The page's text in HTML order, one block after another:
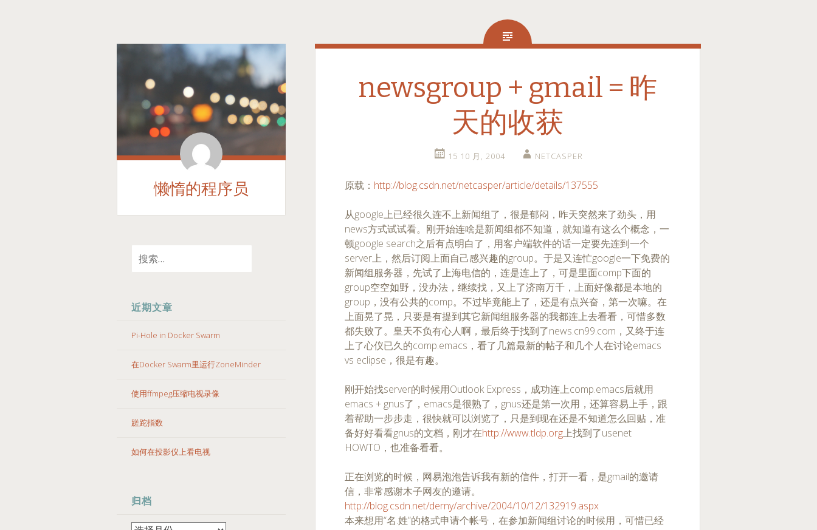
懒惰的程序员
TO
近期文章
Pi-Hole in Docker Swarm
在Docker Swarm里运行ZoneMinder
使用ffmpeg压缩电视录像
蹉跎指数
如何在投影仪上看电视
归档
newsgroup + gmail = 昨
天的收获
15 10 月, 2004 NETCASPER
原载： http://blog.csdn.net/netcasper/article/details/137555
从google上已经很久连不上新闻组了，很是郁闷，昨天突然来了劲头，用
news方式试试看。刚开始连啥是新闻组都不知道，就知道有这么个概念，一
顿google search之后有点明白了，用客户端软件的话一定要先连到一个
server上，然后订阅上面自己感兴趣的group。于是又连忙google一下免费的
新闻组服务器，先试了上海电信的，连是连上了，可是里面comp下面的
group空空如野，没办法，继续找，又上了济南万千，上面好像都是本地的
group，没有公共的comp。不过毕竟能上了，还是有点兴奋，第一次嘛。在
上面晃了晃，只要是有提到其它新闻组服务器的我都连上去看看，可惜多数
都失败了。皇天不负有心人啊，最后终于找到了news.cn99.com，又终于连
上了心仪已久的comp.emacs，看了几篇最新的帖子和几个人在讨论emacs
vs eclipse，很是有趣。
刚开始找server的时候用Outlook Express，成功连上comp.emacs后就用
emacs + gnus了，emacs是很熟了，gnus还是第一次用，还算容易上手，跟
着帮助一步步走，很快就可以浏览了，只是到现在还是不知道怎么回贴，准
备好好看看gnus的文档，刚才在http://www.tldp.org上找到了usenet
HOWTO，也准备看看。
正在浏览的时候，网易泡泡告诉我有新的信件，打开一看，是gmail的邀请
信，非常感谢木子网友的邀请。
http://blog.csdn.net/derny/archive/2004/10/12/132919.aspx
本来想用“名.姓”的格式申请个帐号，在参加新闻组讨论的时候用，可惜已经